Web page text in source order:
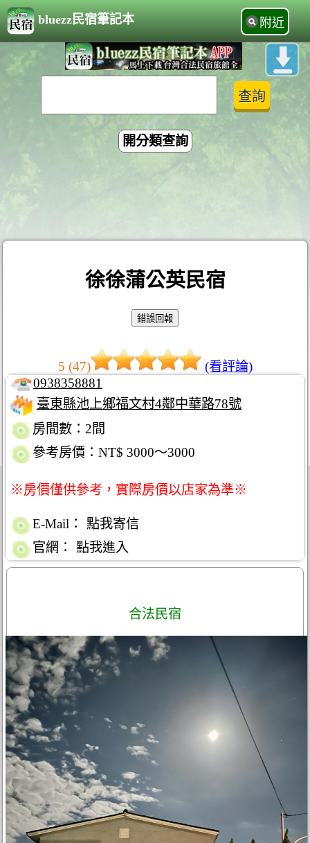
bluezz民宿筆記本 附近
開分類查詢
徐徐蒲公英民宿
5 (47)
(看評論)
0938358881
臺東縣池上鄉福文村4鄰中華路78號
房間數：2間
參考房價：NT$ 3000～3000
※房價僅供參考，實際房價以店家為準※
E-Mail：
點我寄信
官網：
點我進入
合法民宿